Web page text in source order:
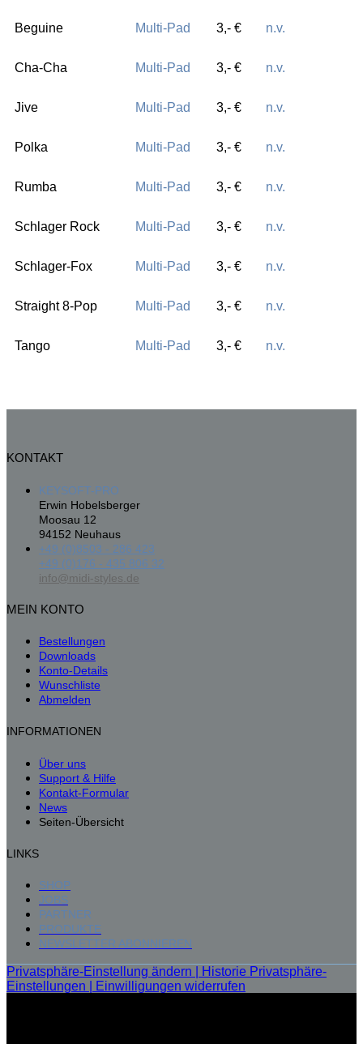
Beguine Multi-Pad 3,- € n.v.
Cha-Cha Multi-Pad 3,- € n.v.
Jive Multi-Pad 3,- € n.v.
Polka Multi-Pad 3,- € n.v.
Rumba Multi-Pad 3,- € n.v.
Schlager Rock Multi-Pad 3,- € n.v.
Schlager-Fox Multi-Pad 3,- € n.v.
Straight 8-Pop Multi-Pad 3,- € n.v.
Tango Multi-Pad 3,- € n.v.
KONTAKT
KEYSOFT-PRO
Erwin Hobelsberger
Moosau 12
94152 Neuhaus
+49 (0)8503 - 286 423
+49 (0)176 - 435 806 32
info@midi-styles.de
MEIN KONTO
Bestellungen
Downloads
Konto-Details
Wunschliste
Abmelden
INFORMATIONEN
Über uns
Support & Hilfe
Kontakt-Formular
News
Seiten-Übersicht
LINKS
SHOP
JOBS
PARTNER
PRODUKTE
NEWSLETTER ABONNIEREN
Privatsphäre-Einstellung ändern |
Historie Privatsphäre-
Einstellungen |
Einwilligungen widerrufen